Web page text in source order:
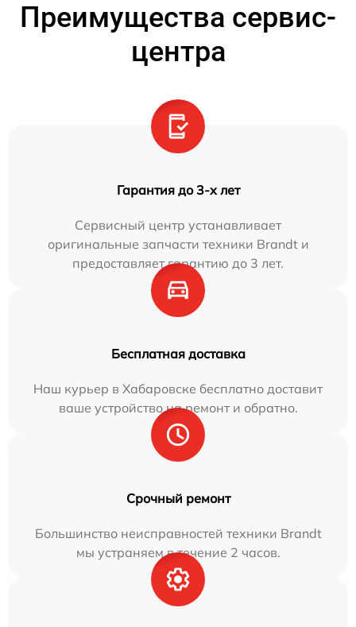
Преимущества сервис-
центра
Гарантия до 3-х лет
Сервисный центр устанавливает
оригинальные запчасти техники Brandt и
предоставляет гарантию до 3 лет.
Бесплатная доставка
Наш курьер в Хабаровске бесплатно доставит
ваше устройство на ремонт и обратно.
Срочный ремонт
Большинство неисправностей техники Brandt
мы устраняем в течение 2 часов.